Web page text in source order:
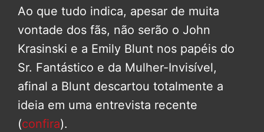
Ao que tudo indica, apesar de muita
vontade dos fãs, não serão o John
Krasinski e a Emily Blunt nos papéis do
Sr. Fantástico e da Mulher-Invisível,
afinal a Blunt descartou totalmente a
ideia em uma entrevista recente
(confira).